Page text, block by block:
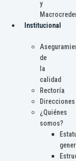
y
Institucional
de
la
calidad
Rectoría
Direcciones
¿Quiénes
somos?